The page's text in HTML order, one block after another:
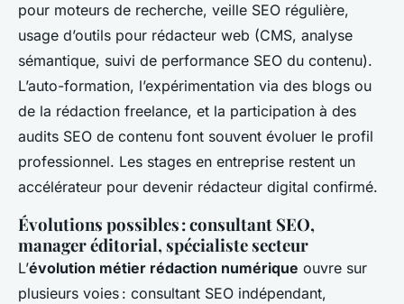
pour moteurs de recherche, veille SEO régulière,
usage d’outils pour rédacteur web (CMS, analyse
sémantique, suivi de performance SEO du contenu).
L’auto-formation, l’expérimentation via des blogs ou
de la rédaction freelance, et la participation à des
audits SEO de contenu font souvent évoluer le profil
professionnel. Les stages en entreprise restent un
accélérateur pour devenir rédacteur digital confirmé.
Évolutions possibles : consultant SEO,
manager éditorial, spécialiste secteur
L’évolution métier rédaction numérique ouvre sur
plusieurs voies : consultant SEO indépendant,